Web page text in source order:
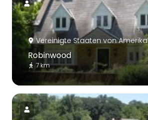
Vereinigte Staaten von Amerika
Robinwood
7 km